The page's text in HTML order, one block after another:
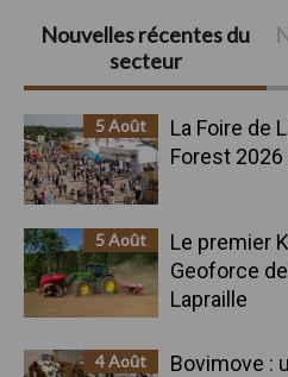
Barre
latérale
principale
Nouvelles récentes du
secteur
5 Août
La Foire de
Forest
5 Août
Le premier
Geoforce
Lapraille
4 Août
Bovimove :